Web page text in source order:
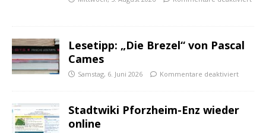
Lesetipp: „Die Brezel“ von Pascal
Cames
Samstag, 6. Juni 2026 Kommentare deaktiviert
Stadtwiki Pforzheim-Enz wieder
online